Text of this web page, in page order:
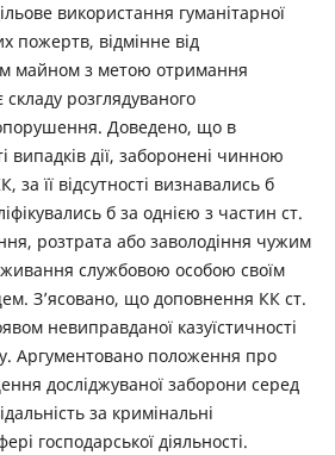
використання гуманітарної
пожертв, відмінне від
майном з метою отримання
розглядуваного
Доведено, що в
випадків дії, заборонені чинною
за її відсутності визнавались б
б за однією з частин ст.
розтрата або заволодіння чужим
службовою особою своїм
З’ясовано, що доповнення КК ст.
невиправданої казуїстичності
Аргументовано положення про
досліджуваної заборони серед
за кримінальні
господарської діяльності.